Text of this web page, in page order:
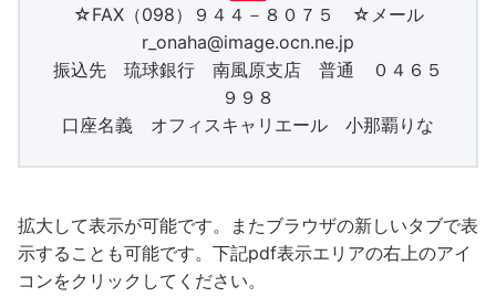
☆FAX（098）９４４－８０７５ ☆メール
r_onaha@image.ocn.ne.jp
振込先 琉球銀行 南風原支店 普通 ０４６５
９９８
口座名義 オフィスキャリエール 小那覇りな
拡大して表示が可能です。またブラウザの新しいタブで表
示することも可能です。下記pdf表示エリアの右上のアイ
コンをクリックしてください。